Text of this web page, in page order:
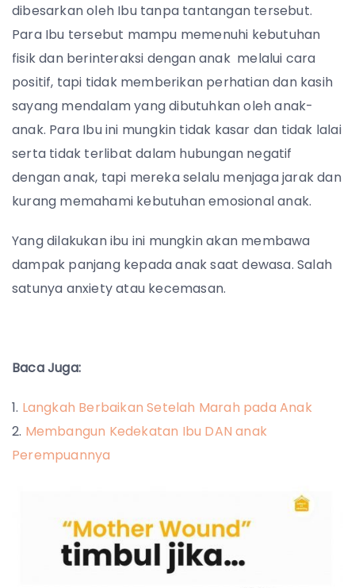
dibesarkan oleh Ibu tanpa tantangan tersebut.
Para Ibu tersebut mampu memenuhi kebutuhan
fisik dan berinteraksi dengan anak melalui cara
positif, tapi tidak memberikan perhatian dan kasih
sayang mendalam yang dibutuhkan oleh anak-
anak. Para Ibu ini mungkin tidak kasar dan tidak lalai
serta tidak terlibat dalam hubungan negatif
dengan anak, tapi mereka selalu menjaga jarak dan
kurang memahami kebutuhan emosional anak.
Yang dilakukan ibu ini mungkin akan membawa
dampak panjang kepada anak saat dewasa. Salah
satunya anxiety atau kecemasan.
Baca Juga:
Langkah Berbaikan Setelah Marah pada Anak
Membangun Kedekatan Ibu DAN anak
Perempuannya